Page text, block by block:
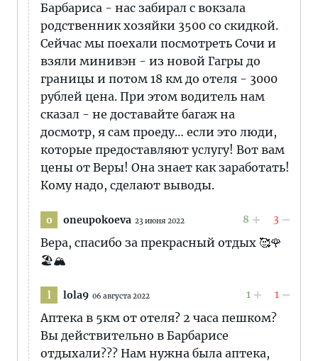
Барбариса - нас забирал с вокзала
родственник хозяйки 3500 со скидкой.
Сейчас мы поехали посмотреть Сочи и
взяли минивэн - из новой Гагры до
границы и потом 18 км до отеля - 3000
рублей цена. При этом водитель нам
сказал - не доставайте багаж на
досмотр, я сам проеду… если это люди,
которые предоставляют услугу! Вот вам
цены от Веры! Она знает как заработать!
Кому надо, сделают выводы.
o oneupokoeva 23 июня 2022 8 3
Вера, спасибо за прекрасный отдых 🥰🌹
🏖🏔
l lola9 06 августа 2022 1 1
Аптека в 5км от отеля? 2 часа пешком?
Вы действительно в Барбарисе
отдыхали??? Нам нужна была аптека,